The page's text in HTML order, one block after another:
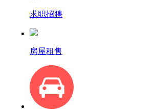
求职招聘
房屋租售